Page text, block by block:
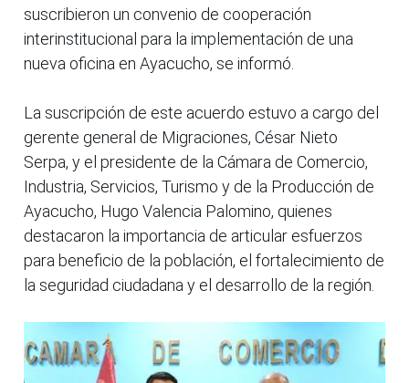
suscribieron un convenio de cooperación
interinstitucional para la implementación de una
nueva oficina en Ayacucho, se informó.
La suscripción de este acuerdo estuvo a cargo del
gerente general de Migraciones, César Nieto
Serpa, y el presidente de la Cámara de Comercio,
Industria, Servicios, Turismo y de la Producción de
Ayacucho, Hugo Valencia Palomino, quienes
destacaron la importancia de articular esfuerzos
para beneficio de la población, el fortalecimiento de
la seguridad ciudadana y el desarrollo de la región.